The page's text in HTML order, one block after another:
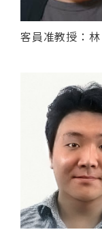
客員准教授：